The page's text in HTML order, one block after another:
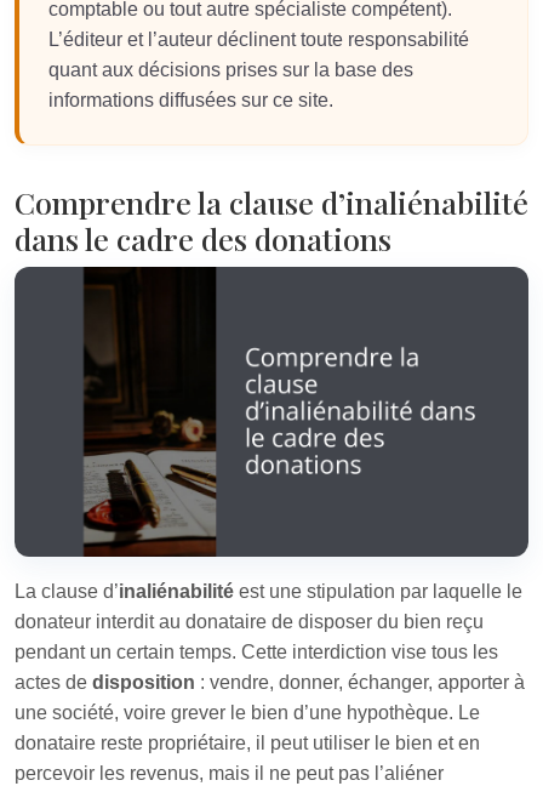
comptable ou tout autre spécialiste compétent).
L’éditeur et l’auteur déclinent toute responsabilité
quant aux décisions prises sur la base des
informations diffusées sur ce site.
Comprendre la clause d’inaliénabilité
dans le cadre des donations
La clause d’inaliénabilité est une stipulation par laquelle le
donateur interdit au donataire de disposer du bien reçu
pendant un certain temps. Cette interdiction vise tous les
actes de disposition : vendre, donner, échanger, apporter à
une société, voire grever le bien d’une hypothèque. Le
donataire reste propriétaire, il peut utiliser le bien et en
percevoir les revenus, mais il ne peut pas l’aliéner